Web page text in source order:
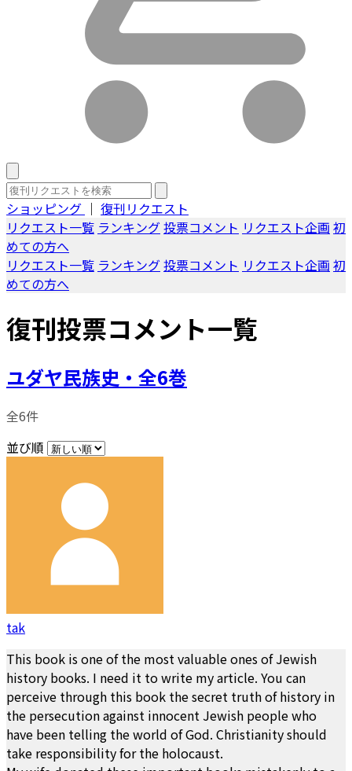
ショッピング ｜ 復刊リクエスト
リクエスト一覧 ランキング投票コメント リクエスト企画 初
めての方へ
リクエスト一覧 ランキング投票コメント リクエスト企画 初
めての方へ
復刊投票コメント一覧
ユダヤ民族史・全6巻
全6件
並び順
tak
This book is one of the most valuable ones of Jewish
history books. I need it to write my article. You can
perceive through this book the secret truth of history in
the persecution against innocent Jewish people who
have been telling the world of God. Christianity should
take responsibility for the holocaust.